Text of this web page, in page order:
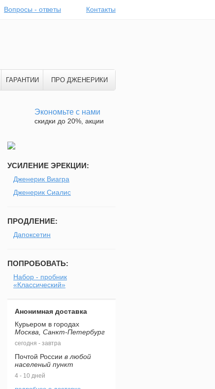
Вопросы - ответы Контакты
ГАРАНТИИ ПРО ДЖЕНЕРИКИ
Экономьте с нами
скидки до 20%, акции
УСИЛЕНИЕ ЭРЕКЦИИ:
Дженерик Виагра
Дженерик Сиалис
ПРОДЛЕНИЕ:
Дапоксетин
ПОПРОБОВАТЬ:
Набор - пробник
«Классический»
Анонимная доставка
Курьером в городах
Москва, Санкт-Петербург
сегодня - завтра
Почтой России в любой
населеный пункт
4 - 10 дней